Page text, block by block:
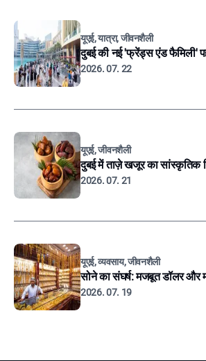
यूएई, यात्रा, जीवनशैली
दुबई की नई 'फ्रेंड्स एंड फैमिली'
2026. 07. 22
यूएई, जीवनशैली
दुबई में ताज़े खजूर का सांस्कृतिक
2026. 07. 21
यूएई, व्यवसाय, जीवनशैली
सोने का संघर्ष: मजबूत डॉलर और
2026. 07. 19